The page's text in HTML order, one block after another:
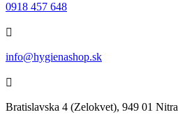
0918 457 648

info@hygienashop.sk

Bratislavska 4 (Zelokvet), 949 01 Nitra